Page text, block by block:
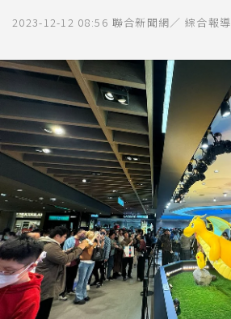
2023-12-12 08:56 聯合新聞網／ 綜合報導